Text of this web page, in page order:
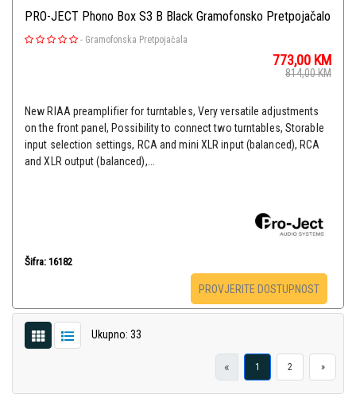
PRO-JECT Phono Box S3 B Black Gramofonsko Pretpojačalo
- Gramofonska Pretpojačala
773,00 KM
814,00KM
New RIAA preamplifier for turntables, Very versatile adjustments
on the front panel, Possibility to connect two turntables, Storable
input selection settings, RCA and mini XLR input (balanced), RCA
and XLR output (balanced),...
Šifra: 16182
PROVJERITE DOSTUPNOST
Ukupno: 33
« 1 2 »